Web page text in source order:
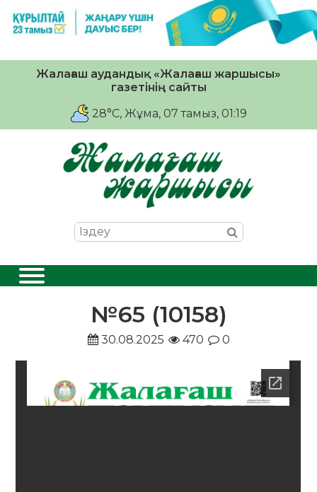
Жалағаш аудандық «Жалағаш жаршысы»
газетінің сайты
28°C, Жұма, 07 тамыз, 01:19
№65 (10158)
30.08.2025 470 0